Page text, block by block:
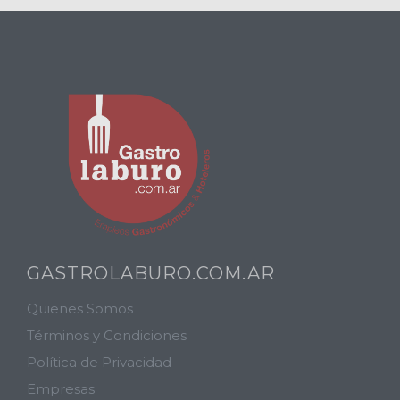
GASTROLABURO.COM.AR
Quienes Somos
Términos y Condiciones
Política de Privacidad
Empresas